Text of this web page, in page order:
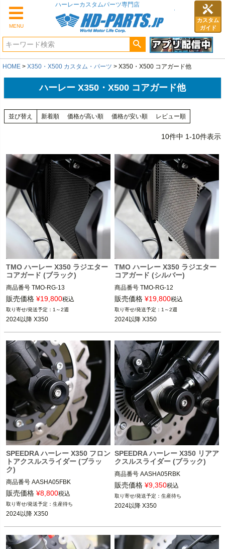
MENU
カスタム
ガイド
ハーレーカスタムパーツ専門店
HOME X350・X500 カスタム・パーツ X350・X500 コアガード他
ハーレー X350・X500 コアガード他
並び替え 新着順 価格が高い順 価格が安い順 レビュー順
10件中 1-10件表示
TMO ハーレー X350 ラジエター
コアガード (ブラック)
商品番号 TMO-RG-13
販売価格 ¥19,800税込
1～2週
2024以降 X350
TMO ハーレー X350 ラジエター
コアガード (シルバー)
商品番号 TMO-RG-12
販売価格 ¥19,800税込
1～2週
2024以降 X350
SPEEDRA ハーレー X350 フロン
トアクスルスライダー (ブラッ
ク)
商品番号 AASHA05FBK
販売価格 ¥8,800税込
生産待ち
2024以降 X350
SPEEDRA ハーレー X350 リアア
クスルスライダー (ブラック)
商品番号 AASHA05RBK
販売価格 ¥9,350税込
生産待ち
2024以降 X350